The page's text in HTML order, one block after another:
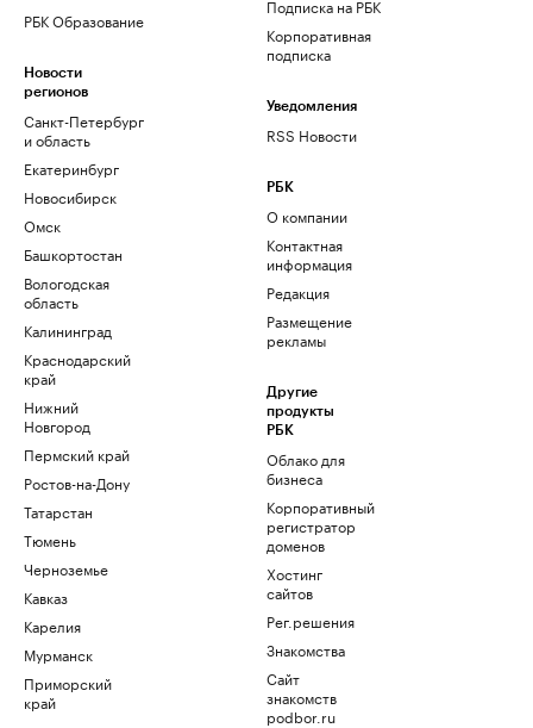
РБК Образование
Новости
регионов
Санкт-Петербург
и область
Екатеринбург
Новосибирск
Омск
Башкортостан
Вологодская
область
Калининград
Краснодарский
край
Нижний
Новгород
Пермский край
Ростов-на-Дону
Татарстан
Тюмень
Черноземье
Кавказ
Карелия
Мурманск
Приморский
край
Подписка на РБК
Корпоративная
подписка
Уведомления
RSS Новости
РБК
О компании
Контактная
информация
Редакция
Размещение
рекламы
Другие
продукты
РБК
Облако для
бизнеса
Корпоративный
регистратор
доменов
Хостинг
сайтов
Рег.решения
Знакомства
Сайт
знакомств
podbor.ru